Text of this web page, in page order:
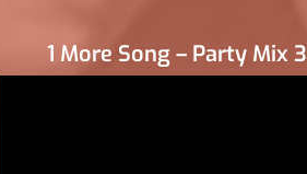
1 More Song – Party Mix 3